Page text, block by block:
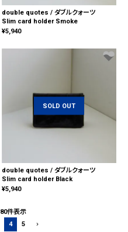
double quotes / ダブルクォーツ
Slim card holder Smoke
¥5,940
SOLD OUT
double quotes / ダブルクォーツ
Slim card holder Black
¥5,940
80件表示
4 5